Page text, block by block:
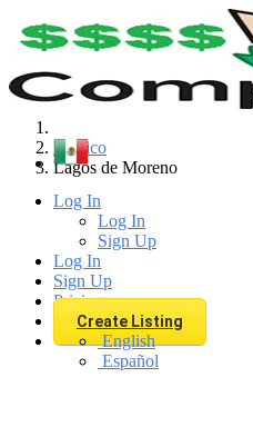
Log In
Log In
Sign Up
Log In
Sign Up
Pricing
Create Listing
English
Español
Find
Mexico
Lagos de Moreno